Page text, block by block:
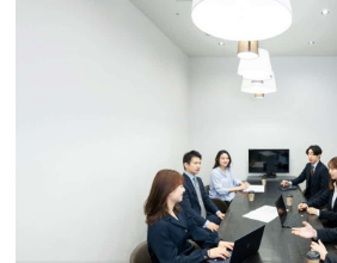
利用プラン
拠点一覧
よくある質問
人気のオフィス